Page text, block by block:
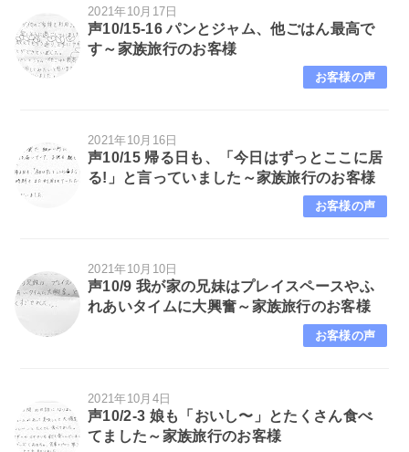
2021年10月17日
声10/15-16 パンとジャム、他ごはん最高で
す～家族旅行のお客様
お客様の声
2021年10月16日
声10/15 帰る日も、「今日はずっとここに居
る!」と言っていました～家族旅行のお客様
お客様の声
2021年10月10日
声10/9 我が家の兄妹はプレイスペースやふ
れあいタイムに大興奮～家族旅行のお客様
お客様の声
2021年10月4日
声10/2-3 娘も「おいし〜」とたくさん食べ
てました～家族旅行のお客様